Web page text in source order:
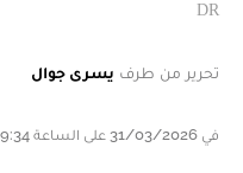
DR
تحرير من طرف يسرى جوال
في 31/03/2026 على الساعة 19:34